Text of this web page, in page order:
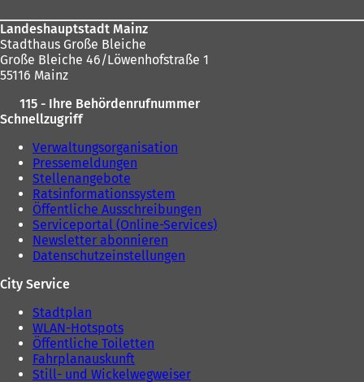
Landeshauptstadt Mainz
Stadthaus Große Bleiche
Große Bleiche 46/Löwenhofstraße 1
55116 Mainz
115 - Ihre Behördenrufnummer
Schnellzugriff
Verwaltungsorganisation
Pressemeldungen
Stellenangebote
Ratsinformationssystem
Öffentliche Ausschreibungen
Serviceportal (Online-Services)
Newsletter abonnieren
Datenschutzeinstellungen
City Service
Stadtplan
WLAN-Hotspots
Öffentliche Toiletten
Fahrplanauskunft
Still- und Wickelwegweiser